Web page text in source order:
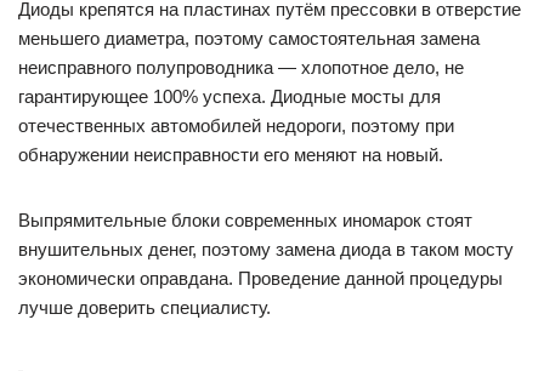
Диоды крепятся на пластинах путём прессовки в отверстие
меньшего диаметра, поэтому самостоятельная замена
неисправного полупроводника — хлопотное дело, не
гарантирующее 100% успеха. Диодные мосты для
отечественных автомобилей недороги, поэтому при
обнаружении неисправности его меняют на новый.
Выпрямительные блоки современных иномарок стоят
внушительных денег, поэтому замена диода в таком мосту
экономически оправдана. Проведение данной процедуры
лучше доверить специалисту.